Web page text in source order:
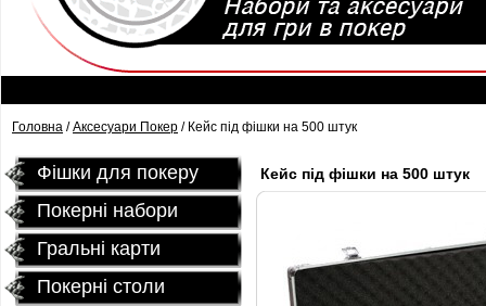
Головна /Аксесуари Покер / Кейс під фішки на 500 штук
Фішки для покеру
Покерні набори
Гральні карти
Покернi столи
Кейс під фішки на 500 штук